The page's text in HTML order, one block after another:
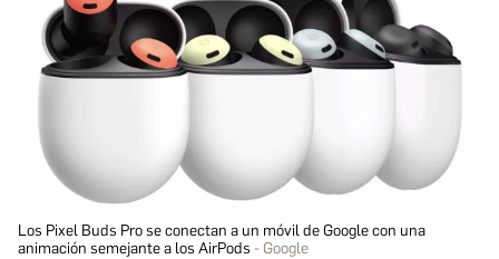
Los Pixel Buds Pro se conectan a un móvil de Google con una
animación semejante a los AirPods
Google